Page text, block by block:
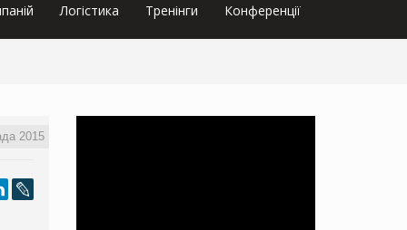
Логістика Тренінги Конференції
2015